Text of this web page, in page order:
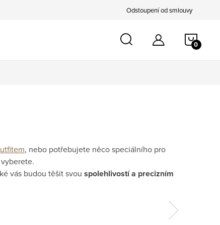
Odstoupení od smlouvy
, nebo potřebujete něco speciálního pro
vás budou těšit svou spolehlivostí a precizním